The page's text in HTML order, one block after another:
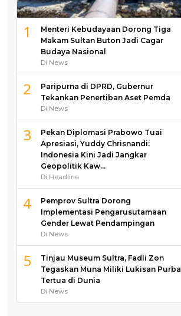
1
Menteri Kebudayaan Dorong Tiga
Makam Sultan Buton Jadi Cagar
Budaya Nasional
Di News
2
Paripurna di DPRD, Gubernur
Tekankan Penertiban Aset Pemda
Di News
3
Pekan Diplomasi Prabowo Tuai
Apresiasi, Yuddy Chrisnandi:
Indonesia Kini Jadi Jangkar
Geopolitik Kaw…
Di Headline
4
Pemprov Sultra Dorong
Implementasi Pengarusutamaan
Gender Lewat Pendampingan
Di News
5
Tinjau Museum Sultra, Fadli Zon
Tegaskan Muna Miliki Lukisan Purba
Tertua di Dunia
Di News